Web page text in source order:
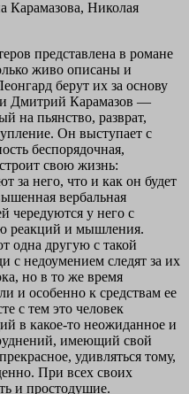
Карамазова, Николая
представлена в романе
живо описаны и
берут их за основу
Дмитрий Карамазов —
на пьянство, разврат,
Он выступает с
беспорядочная,
свою жизнь:
за него, что и как он будет
вербальная
чередуются у него с
реакций и мышления.
одна другую с такой
с недоумением следят за их
но в то же время
и особенно к средствам ее
с тем это человек
в какое-то неожиданное и
имеющий свой
удивляться тому,
При всех своих
и простодушие.